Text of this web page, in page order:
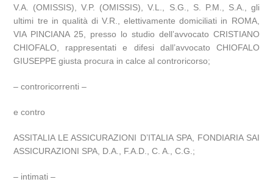
V.A. (OMISSIS), V.P. (OMISSIS), V.L., S.G., S. P.M., S.A., gli
ultimi tre in qualità di V.R., elettivamente domiciliati in ROMA,
VIA PINCIANA 25, presso lo studio dell’avvocato CRISTIANO
CHIOFALO, rappresentati e difesi dall’avvocato CHIOFALO
GIUSEPPE giusta procura in calce al controricorso;
– controricorrenti –
e contro
ASSITALIA LE ASSICURAZIONI D’ITALIA SPA, FONDIARIA SAI
ASSICURAZIONI SPA, D.A., F.A.D., C. A., C.G.;
– intimati –